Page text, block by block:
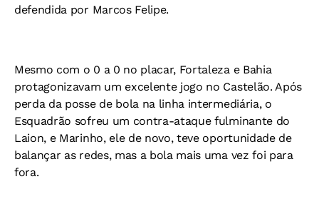
defendida por Marcos Felipe.
Mesmo com o 0 a 0 no placar, Fortaleza e Bahia
protagonizavam um excelente jogo no Castelão. Após
perda da posse de bola na linha intermediária, o
Esquadrão sofreu um contra-ataque fulminante do
Laion, e Marinho, ele de novo, teve oportunidade de
balançar as redes, mas a bola mais uma vez foi para
fora.